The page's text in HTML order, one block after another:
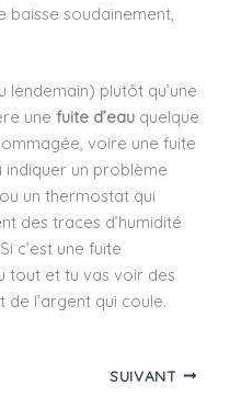
baisse soudainement,
lendemain) plutôt qu’une
unefuite d’eau quelque
voire une fuite
indiquer un problème
un thermostat qui
des traces d’humidité
c’est une fuite
tout et tu vas voir des
de l’argent qui coule.
SUIVANT